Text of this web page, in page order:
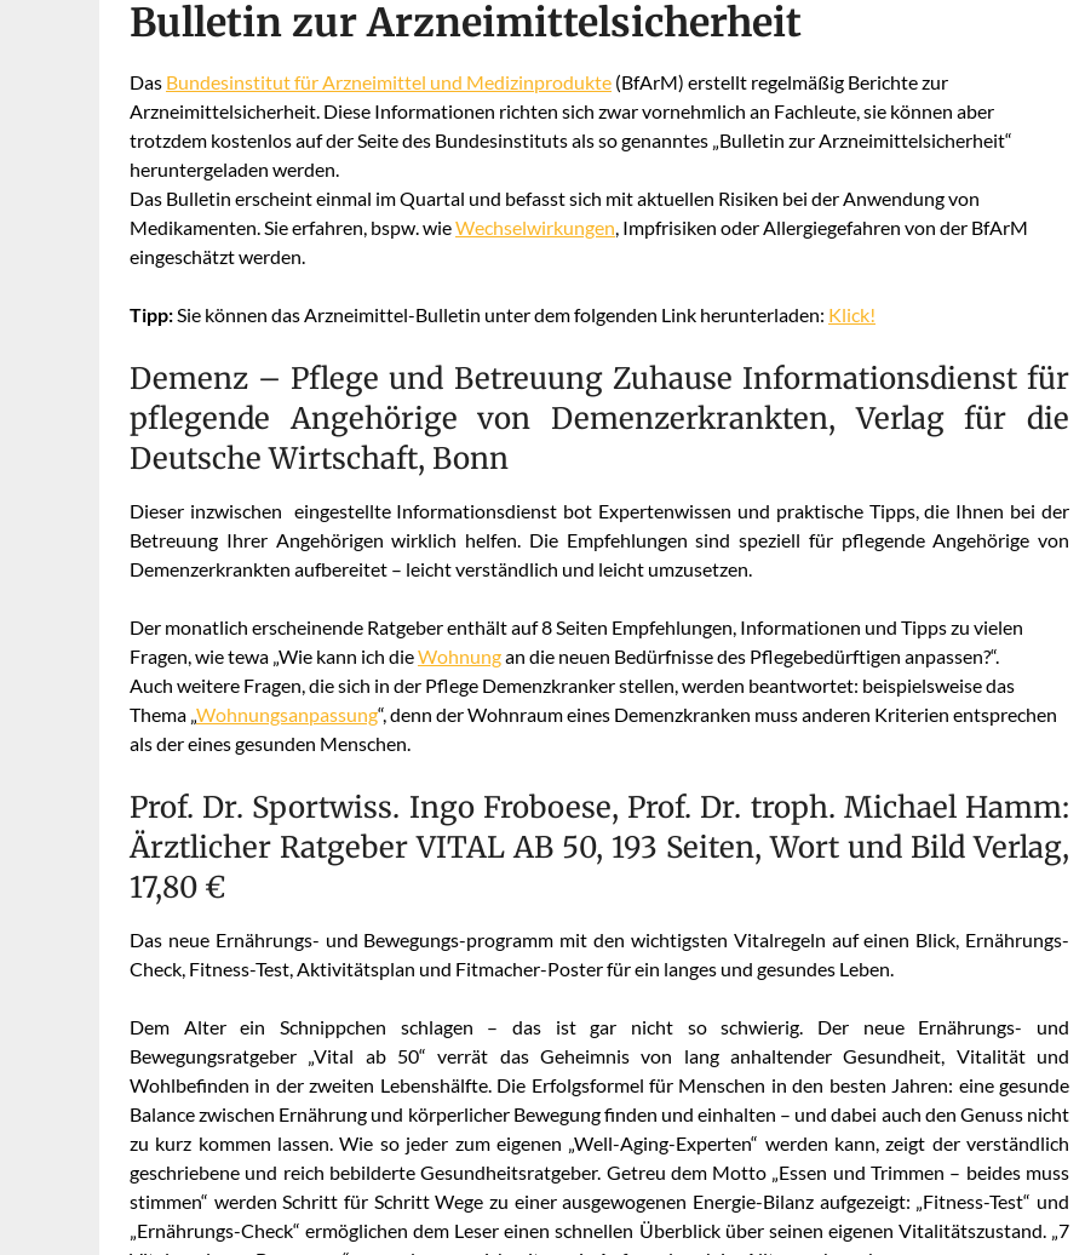
Bulletin zur Arzneimittelsicherheit
Das Bundesinstitut für Arzneimittel und Medizinprodukte (BfArM) erstellt regelmäßig Berichte zur
Arzneimittelsicherheit. Diese Informationen richten sich zwar vornehmlich an Fachleute, sie können aber
trotzdem kostenlos auf der Seite des Bundesinstituts als so genanntes „Bulletin zur Arzneimittelsicherheit“
heruntergeladen werden.
Das Bulletin erscheint einmal im Quartal und befasst sich mit aktuellen Risiken bei der Anwendung von
Medikamenten. Sie erfahren, bspw. wieWechselwirkungen, Impfrisiken oder Allergiegefahren von der BfArM
eingeschätzt werden.
Tipp:Sie können das Arzneimittel-Bulletin unter dem folgenden Link herunterladen: Klick!
Demenz – Pflege und Betreuung Zuhause Informationsdienst für
pflegende Angehörige von Demenzerkrankten, Verlag für die
Deutsche Wirtschaft, Bonn
Dieser inzwischen eingestellte Informationsdienst bot Expertenwissen und praktische Tipps, die Ihnen bei der
Betreuung Ihrer Angehörigen wirklich helfen. Die Empfehlungen sind speziell für pflegende Angehörige von
Demenzerkrankten aufbereitet – leicht verständlich und leicht umzusetzen.
Der monatlich erscheinende Ratgeber enthält auf 8 Seiten Empfehlungen, Informationen und Tipps zu vielen
Fragen, wie tewa „Wie kann ich dieWohnungan die neuen Bedürfnisse des Pflegebedürftigen anpassen?“.
Auch weitere Fragen, die sich in der Pflege Demenzkranker stellen, werden beantwortet: beispielsweise das
Thema „Wohnungsanpassung“, denn der Wohnraum eines Demenzkranken muss anderen Kriterien entsprechen
als der eines gesunden Menschen.
Prof. Dr. Sportwiss. Ingo Froboese, Prof. Dr. troph. Michael Hamm:
Ärztlicher Ratgeber VITAL AB 50, 193 Seiten, Wort und Bild Verlag,
17,80 €
Das neue Ernährungs- und Bewegungs-programm mit den wichtigsten Vitalregeln auf einen Blick, Ernährungs-
Check, Fitness-Test, Aktivitätsplan und Fitmacher-Poster für ein langes und gesundes Leben.
Dem Alter ein Schnippchen schlagen – das ist gar nicht so schwierig. Der neue Ernährungs- und
Bewegungsratgeber „Vital ab 50“ verrät das Geheimnis von lang anhaltender Gesundheit, Vitalität und
Wohlbefinden in der zweiten Lebenshälfte. Die Erfolgsformel für Menschen in den besten Jahren: eine gesunde
Balance zwischen Ernährung und körperlicher Bewegung finden und einhalten – und dabei auch den Genuss nicht
zu kurz kommen lassen. Wie so jeder zum eigenen „Well-Aging-Experten“ werden kann, zeigt der verständlich
geschriebene und reich bebilderte Gesundheitsratgeber. Getreu dem Motto „Essen und Trimmen – beides muss
stimmen“ werden Schritt für Schritt Wege zu einer ausgewogenen Energie-Bilanz aufgezeigt: „Fitness-Test“ und
„Ernährungs-Check“ ermöglichen dem Leser einen schnellen Überblick über seinen eigenen Vitalitätszustand. „7